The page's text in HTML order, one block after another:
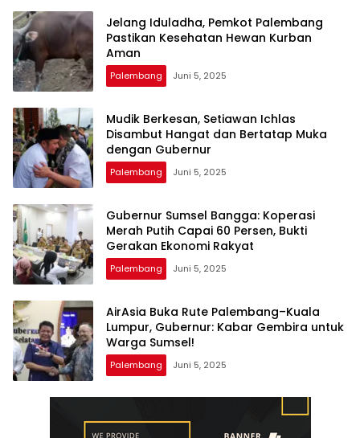
Jelang Iduladha, Pemkot Palembang
Pastikan Kesehatan Hewan Kurban
Aman
Palembang Juni 5, 2025
Mudik Berkesan, Setiawan Ichlas
Disambut Hangat dan Bertatap Muka
dengan Gubernur
Palembang Juni 5, 2025
Gubernur Sumsel Bangga: Koperasi
Merah Putih Capai 60 Persen, Bukti
Gerakan Ekonomi Rakyat
Palembang Juni 5, 2025
AirAsia Buka Rute Palembang–Kuala
Lumpur, Gubernur: Kabar Gembira untuk
Warga Sumsel!
Palembang Juni 5, 2025